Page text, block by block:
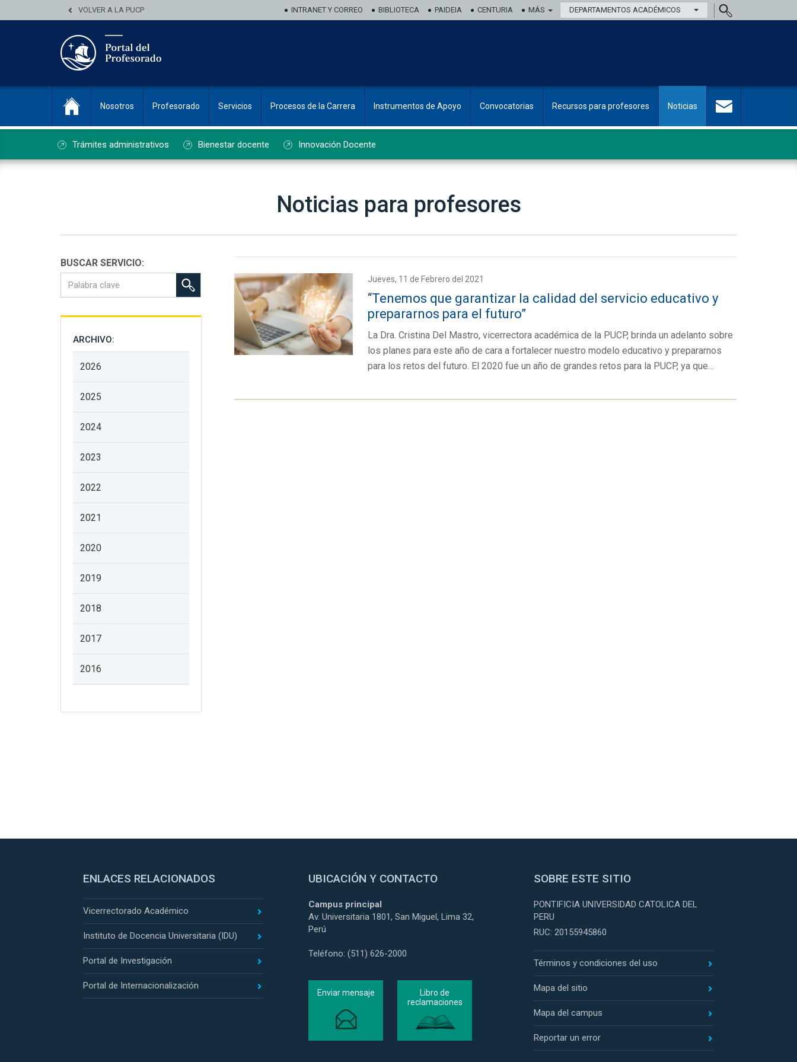
VOLVER A LA PUCP INTRANET Y CORREO BIBLIOTECA PAIDEIA CENTURIA MÁS DEPARTAMENTOS ACADÉMICOS
Nosotros Profesorado Servicios Procesos de la Carrera Instrumentos de Apoyo Convocatorias Recursos para profesores Noticias
Trámites administrativos Bienestar docente Innovación Docente
Noticias para profesores
BUSCAR SERVICIO:
ARCHIVO:
2026
2025
2024
2023
2022
2021
2020
2019
2018
2017
2016
Jueves, 11 de Febrero del 2021
“Tenemos que garantizar la calidad del servicio educativo y
prepararnos para el futuro”
La Dra. Cristina Del Mastro, vicerrectora académica de la PUCP, brinda un adelanto sobre
los planes para este año de cara a fortalecer nuestro modelo educativo y prepararnos
para los retos del futuro. El 2020 fue un año de grandes retos para la PUCP, ya que…
ENLACES RELACIONADOS
Vicerrectorado Académico
Instituto de Docencia Universitaria (IDU)
Portal de Investigación
Portal de Internacionalización
UBICACIÓN Y CONTACTO
Campus principal
Av. Universitaria 1801, San Miguel, Lima 32,
Perú
Teléfono: (511) 626-2000
Enviar mensaje
Libro de
reclamaciones
SOBRE ESTE SITIO
PONTIFICIA UNIVERSIDAD CATOLICA DEL
PERU
RUC: 20155945860
Términos y condiciones del uso
Mapa del sitio
Mapa del campus
Reportar un error